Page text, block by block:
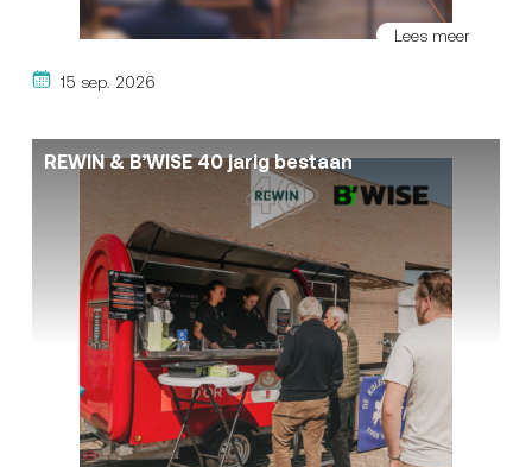
Lees meer
15 sep. 2026
REWIN & B’WISE 40 jarig bestaan